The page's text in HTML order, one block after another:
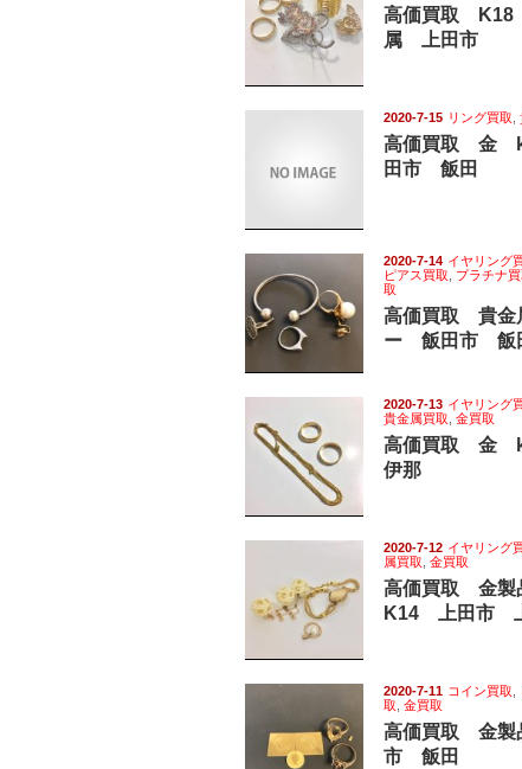
高価買取
属 上田市
2020-7-15 リング買取
高価買取 金
田市 飯田
2020-7-14 イヤリング
ピアス買取
プラチナ買
取
高価買取 貴金
ー 飯田市 飯
2020-7-13 イヤリング
貴金属買取 金買取
高価買取 金
伊那
2020-7-12 イヤリング
属買取 金買取
高価買取 金
K14 上田市
2020-7-11 コイン買取
取 金買取
高価買取 金
市 飯田